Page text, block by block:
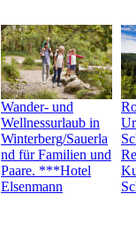
Wander- und
Wellnessurlaub in
Winterberg/Sauerla
nd für Familien und
Paare. ***Hotel
Elsenmann